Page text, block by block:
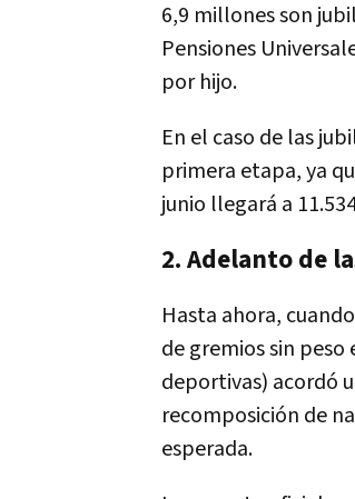
6,9 millones son
Pensiones
por hijo.
En el caso de las
primera etapa, ya
junio llegará a
2. Adelanto de
Hasta ahora,
de gremios sin
deportivas) acordó
recomposición de
esperada.